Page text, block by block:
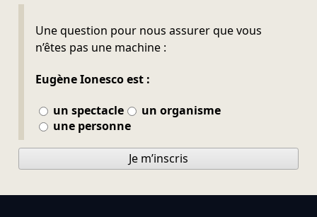
Une question pour nous assurer que vous
n’êtes pas une machine :
Eugène Ionesco est :
un spectacle
un organisme
une personne
Ne pas remplir
Je m’inscris